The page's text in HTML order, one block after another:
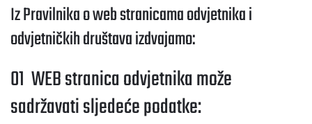
Iz Pravilnika o web stranicama odvjetnika i
odvjetničkih društava izdvajamo:
01 WEB stranica odvjetnika može
sadržavati sljedeće podatke: